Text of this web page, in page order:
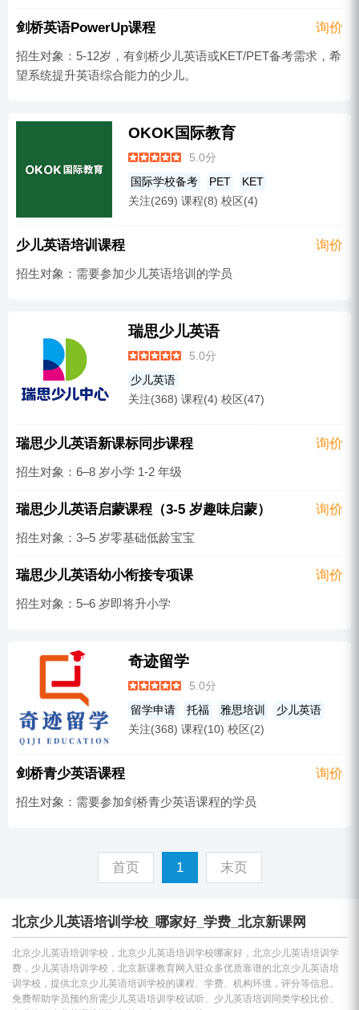
剑桥英语PowerUp课程 询价
招生对象：5-12岁，有剑桥少儿英语或KET/PET备考需求，希
望系统提升英语综合能力的少儿。
OKOK国际教育
5.0分
国际学校备考 PET
KET
国际学科辅导
托福
雅思培训
关注(269) 课程(8) 校区(4)
少儿英语培训课程 询价
招生对象：需要参加少儿英语培训的学员
瑞思少儿英语
5.0分
少儿英语
关注(368) 课程(4) 校区(47)
瑞思少儿英语新课标同步课程 询价
招生对象：6–8 岁小学 1-2 年级
瑞思少儿英语启蒙课程（3-5 岁趣味启蒙） 询价
招生对象：3–5 岁零基础低龄宝宝
瑞思少儿英语幼小衔接专项课 询价
招生对象：5–6 岁即将升小学
奇迹留学
5.0分
留学申请 托福 雅思培训
少儿英语
关注(368) 课程(10) 校区(2)
剑桥青少英语课程 询价
招生对象：需要参加剑桥青少英语课程的学员
首页 1 末页
北京少儿英语培训学校_哪家好_学费_北京新课网
北京少儿英语培训学校，北京少儿英语培训学校哪家好，北京少儿英语培训学
费，少儿英语培训学校，北京新课教育网入驻众多优质靠谱的北京少儿英语培
训学校，提供北京少儿英语培训学校的课程、学费、机构环境，评分等信息。
免费帮助学员预约所需少儿英语培训学校试听、少儿英语培训同类学校比价、